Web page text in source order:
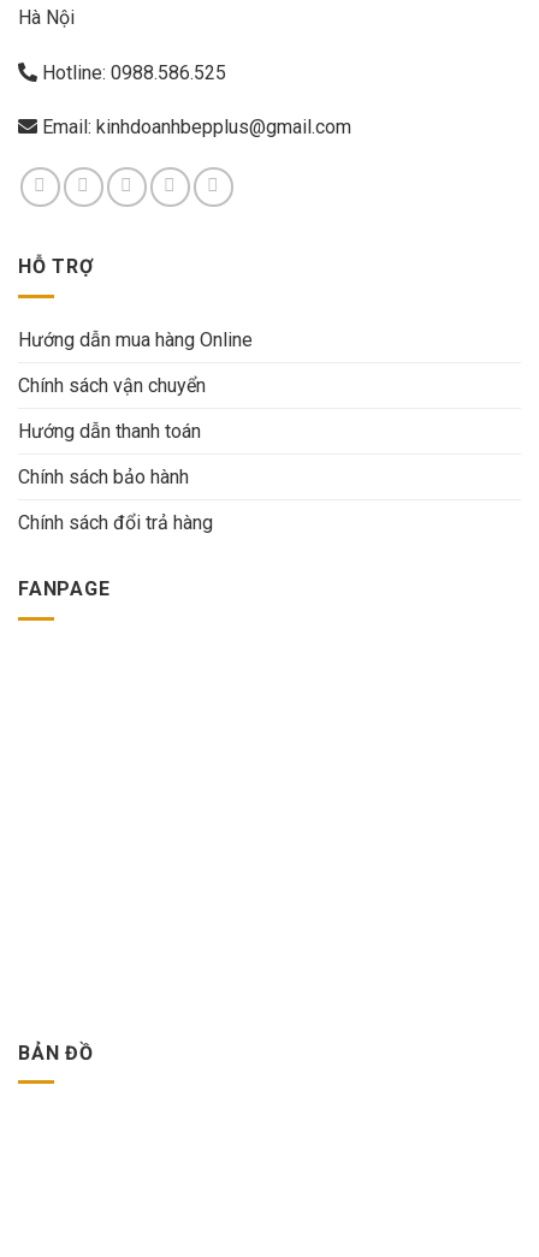
Hà Nội
Hotline: 0988.586.525
Email: kinhdoanhbepplus@gmail.com
HỖ TRỢ
Hướng dẫn mua hàng Online
Chính sách vận chuyển
Hướng dẫn thanh toán
Chính sách bảo hành
Chính sách đổi trả hàng
FANPAGE
BẢN ĐỒ